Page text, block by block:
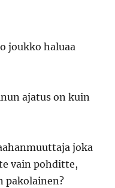
joukko haluaa
ajatus on kuin
joka
vain pohditte,
pakolainen?